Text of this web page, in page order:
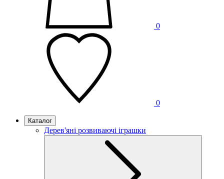
0
0
Каталог
Дерев'яні розвиваючі іграшки